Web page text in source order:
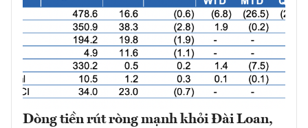
Dòng tiền rút ròng mạnh khỏi Đài Loan,